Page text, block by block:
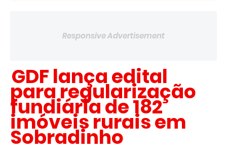
Responsive Advertisement
GDF lança edital
para regularização
fundiária de 182
imóveis rurais em
Sobradinho